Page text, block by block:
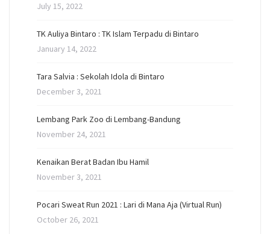
July 15, 2022
TK Auliya Bintaro : TK Islam Terpadu di Bintaro
January 14, 2022
Tara Salvia : Sekolah Idola di Bintaro
December 3, 2021
Lembang Park Zoo di Lembang-Bandung
November 24, 2021
Kenaikan Berat Badan Ibu Hamil
November 3, 2021
Pocari Sweat Run 2021 : Lari di Mana Aja (Virtual Run)
October 26, 2021